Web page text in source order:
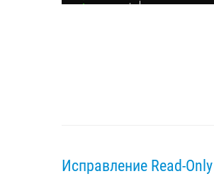
Исправление Read-